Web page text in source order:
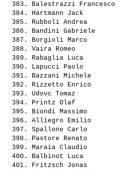
  383.
Balestrazzi Francesco
  384.
Hartmann Jack
  385.
Rubboli Andrea
  386.
Bandini Gabriele
  387.
Borgioli Marco
  388.
Vaira Romeo
  389.
Rabaglia Luca
  390.
Lapucci Paolo
  391.
Bazzani Michele
  392.
Rizzetto Enrico
  393.
Udovc Tomaz
  394.
Printz Olaf
  395.
Biondi Massimo
  396.
Alliegro Emilio
  397.
Spallone Carlo
  398.
Pastore Renato
  399.
Maraia Claudio
  400.
Balbinot Luca
  401.
Fritzsch Jonas